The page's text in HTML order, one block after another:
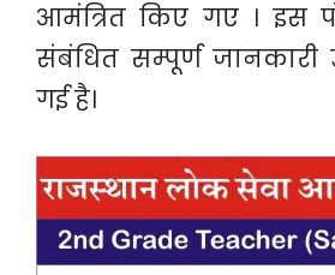
आमंत्रित किए गए । इस
संबंधित सम्पूर्ण
गई है।